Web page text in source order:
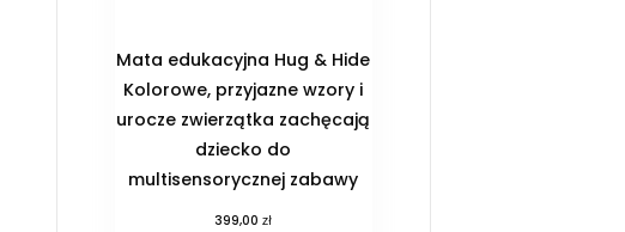
Mata edukacyjna Hug & Hide
Kolorowe, przyjazne wzory i
urocze zwierzątka zachęcają
dziecko do
multisensorycznej zabawy
399,00zł